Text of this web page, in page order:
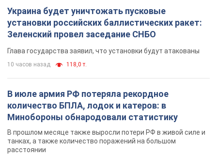
Украина будет уничтожать пусковые
установки российских баллистических ракет:
Зеленский провел заседание СНБО
Глава государства заявил, что установки будут атакованы
10 часов назад 118,0 т.
В июле армия РФ потеряла рекордное
количество БПЛА, лодок и катеров: в
Минобороны обнародовали статистику
В прошлом месяце также выросли потери РФ в живой силе и
танках, а также количество поражений на большом
расстоянии